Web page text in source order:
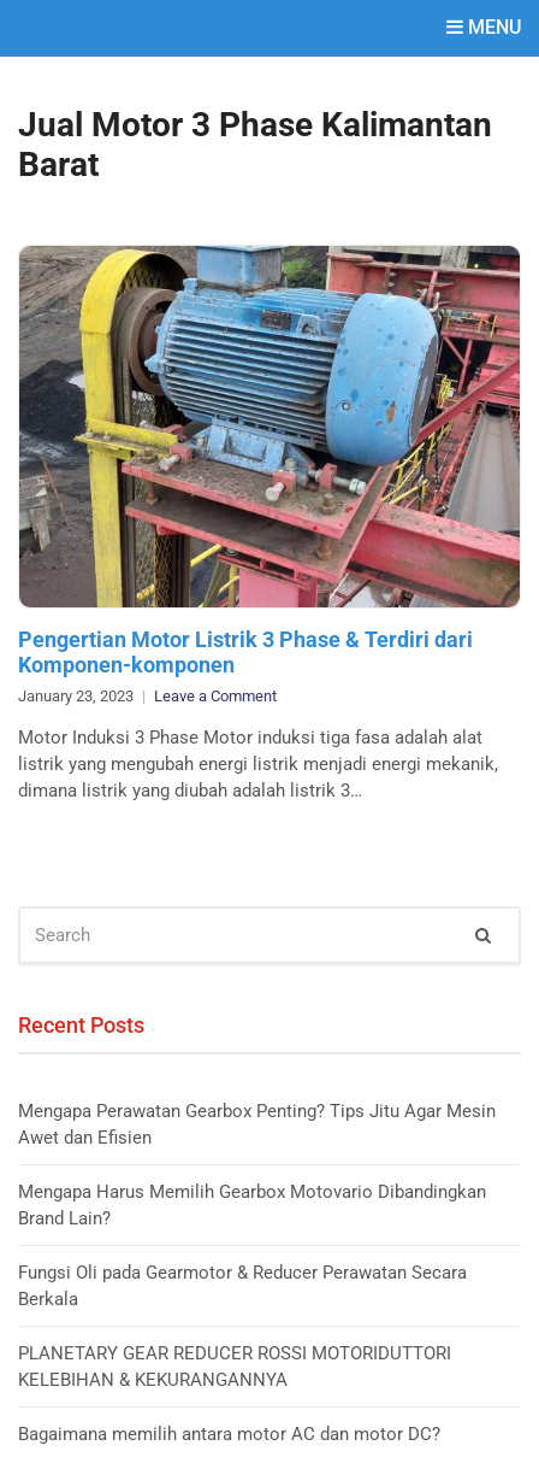
MENU
Jual Motor 3 Phase Kalimantan
Barat
Pengertian Motor Listrik 3 Phase & Terdiri dari
Komponen-komponen
January 23, 2023 Leave a Commenton
Motor
Listrik
3
Motor Induksi 3 Phase Motor induksi tiga fasa adalah alat
listrik yang mengubah energi listrik menjadi energi mekanik,
dimana listrik yang diubah adalah listrik 3…
FOR:
Recent Posts
Mengapa Perawatan Gearbox Penting? Tips Jitu Agar Mesin
Awet dan Efisien
Mengapa Harus Memilih Gearbox Motovario Dibandingkan
Brand Lain?
Fungsi Oli pada Gearmotor & Reducer Perawatan Secara
Berkala
PLANETARY GEAR REDUCER ROSSI MOTORIDUTTORI
KELEBIHAN & KEKURANGANNYA
Bagaimana memilih antara motor AC dan motor DC?